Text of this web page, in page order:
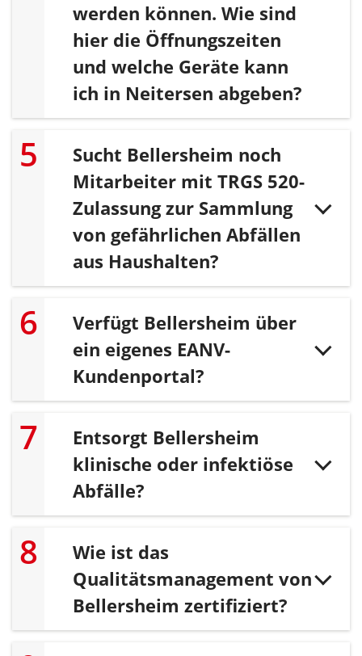
werden können. Wie sind
hier die Öffnungszeiten
und welche Geräte kann
ich in Neitersen abgeben?
Sucht Bellersheim noch
Mitarbeiter mit TRGS 520-
Zulassung zur Sammlung
von gefährlichen Abfällen
aus Haushalten?
Verfügt Bellersheim über
ein eigenes EANV-
Kundenportal?
Entsorgt Bellersheim
klinische oder infektiöse
Abfälle?
Wie ist das
Qualitätsmanagement von
Bellersheim zertifiziert?